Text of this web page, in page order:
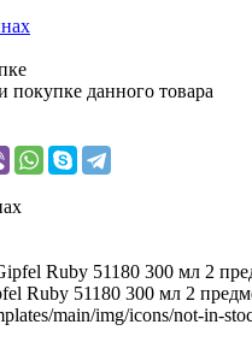
покупке данного товара
Ruby 51180 300 мл 2
main/img/icons/not-in-